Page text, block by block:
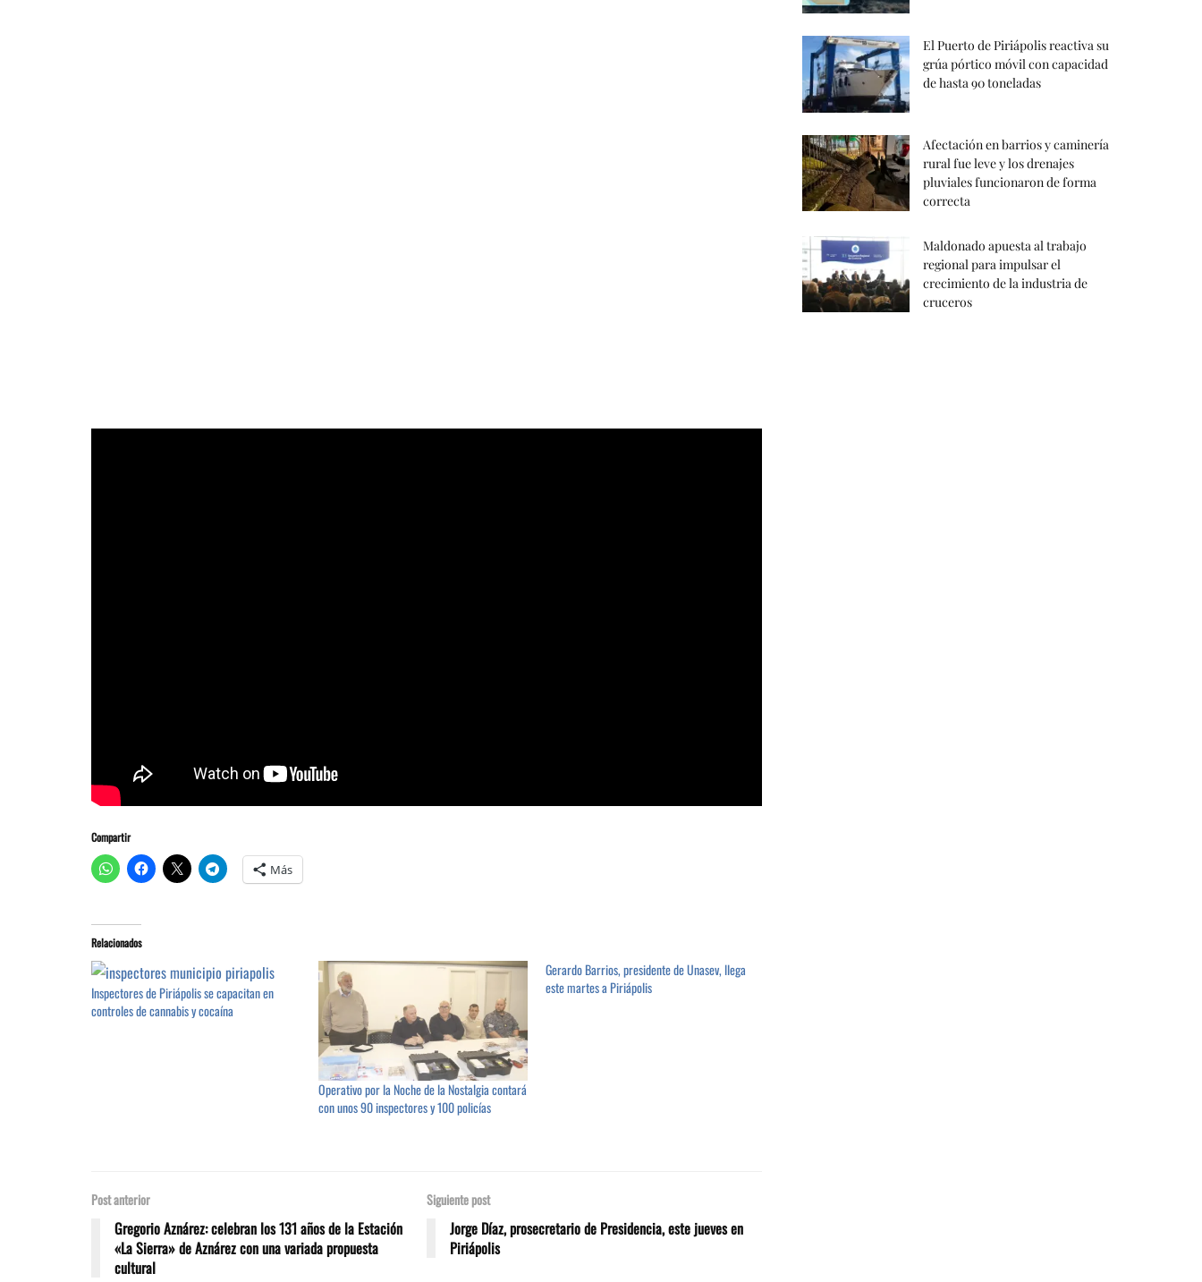
Compartir
Más
Relacionados
Inspectores de Piriápolis se capacitan en
controles de cannabis y cocaína
Operativo por la Noche de la Nostalgia contará
con unos 90 inspectores y 100 policías
Gerardo Barrios, presidente de Unasev, llega
este martes a Piriápolis
Post anterior
Gregorio Aznárez: celebran los 131 años de la Estación
«La Sierra» de Aznárez con una variada propuesta
cultural
Siguiente post
Jorge Díaz, prosecretario de Presidencia, este jueves en
Piriápolis
El Puerto de Piriápolis reactiva su
grúa pórtico móvil con capacidad
de hasta 90 toneladas
Afectación en barrios y caminería
rural fue leve y los drenajes
pluviales funcionaron de forma
correcta
Maldonado apuesta al trabajo
regional para impulsar el
crecimiento de la industria de
cruceros